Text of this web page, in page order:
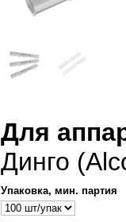
Для
Динго
Упаковка, мин. партия